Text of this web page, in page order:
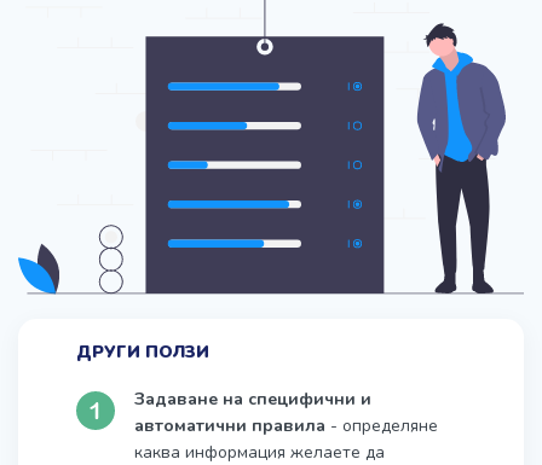
ДРУГИ ПОЛЗИ
Задаване на специфични и
автоматични правила - определяне
каква информация желаете да